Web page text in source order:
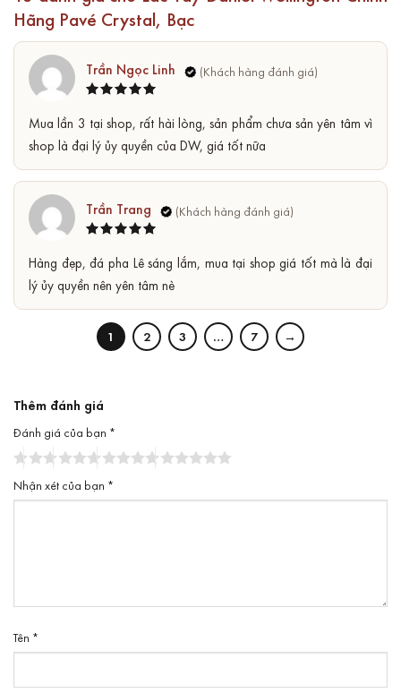
Hãng Pavé Crystal, Bạc
hạng5
5
sao
Trần Ngọc Linh
Mua lần 3 tại shop, rất hài lòng, sản phẩm chưa sản yên tâm vì
shop là đại lý ủy quyền của DW, giá tốt nữa
hạng55
Trần Trang
Hàng đẹp, đá pha Lê sáng lắm, mua tại shop giá tốt mà là đại
lý ủy quyền nên yên tâm nè
1 2 3 … 7 →
Thêm đánh giá
Đánh giá của bạn *
Nhận xét của bạn *
Tên *